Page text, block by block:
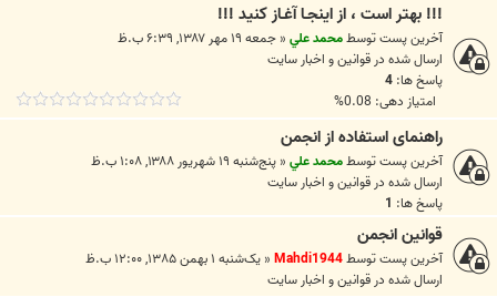
!!! بهتر است ، از اينجـا آغـاز کنيد !!!
آخرین پست توسطمحمد علي« جمعه ۱۹ مهر ۱۳۸۷, ۶:۳۹ ب.ظ
ارسال شده در قوانين و اخبار سايت
پاسخ ها: 4
امتیاز دهی: 0.08%
راهنمای استفاده از انجمن
آخرین پست توسطمحمد علي« پنج‌شنبه ۱۹ شهریور ۱۳۸۸, ۱:۰۸ ب.ظ
ارسال شده در قوانين و اخبار سايت
پاسخ ها: 1
قوانین انجمن
آخرین پست توسطMahdi1944
« یک‌شنبه ۱ بهمن ۱۳۸۵, ۱۲:۰۰ ب.ظ
ارسال شده در قوانين و اخبار سايت